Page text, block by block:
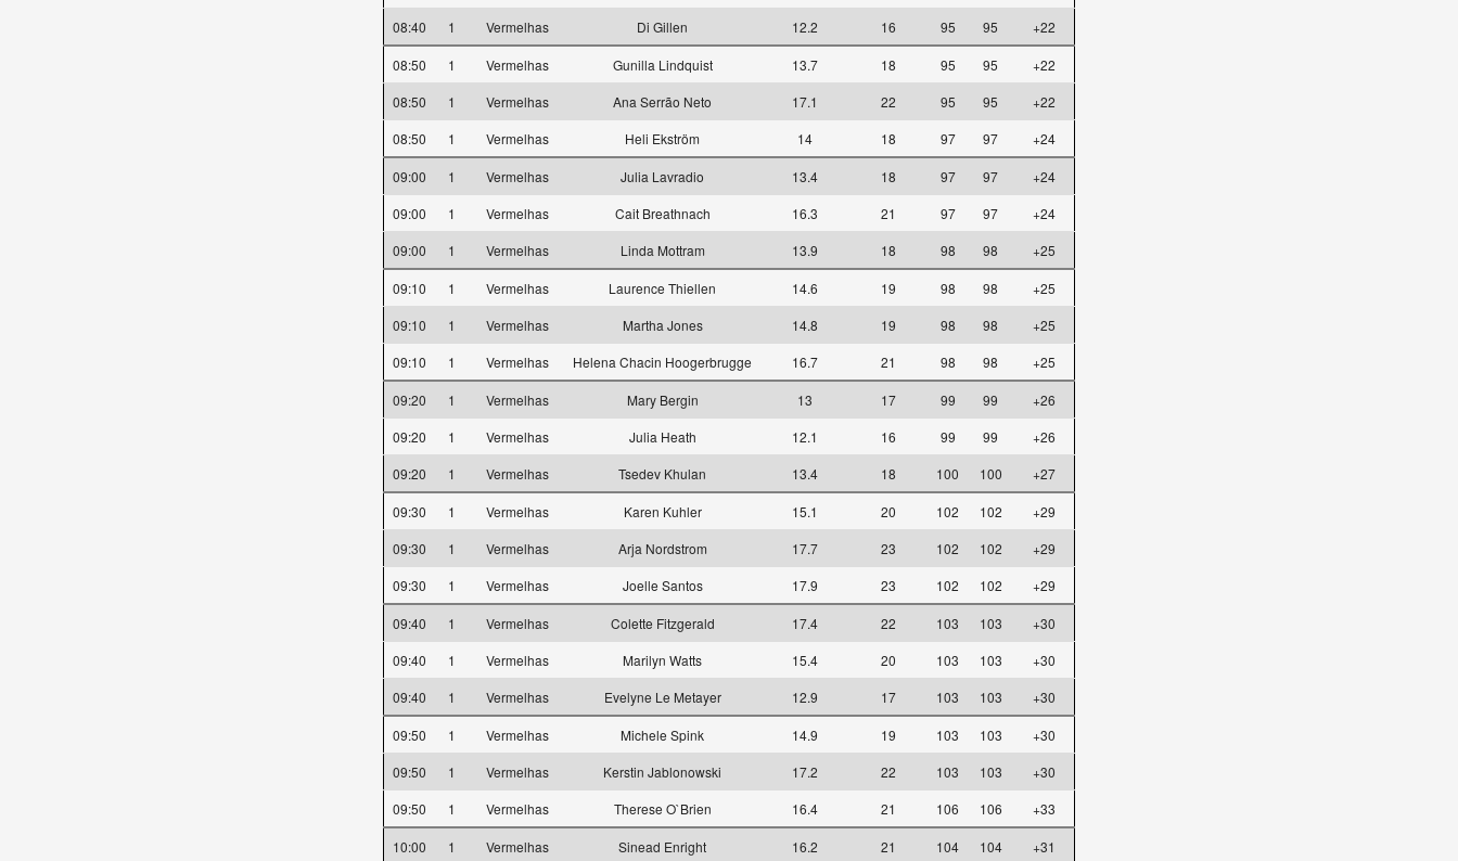
08:40
1 Vermelhas Di Gillen 12.2 16 95 95 +22
08:50 1 Vermelhas Gunilla Lindquist 13.7 18 95 95
+22
08:50
1 Vermelhas Ana Serrão Neto 17.1 22 95 95
+22
08:50
1 Vermelhas Heli Ekström 14 18 97 97 +24
09:00 1 Vermelhas Julia Lavradio 13.4 18 97 97
+24
09:00
1 Vermelhas Cait Breathnach 16.3 21 97 97
+24
09:00
1 Vermelhas Linda Mottram 13.9 18 98 98 +25
09:10 1 Vermelhas Laurence Thiellen 14.6 19 98 98
+25
09:10
1 Vermelhas Martha Jones 14.8 19 98 98
+25
09:10
1 Vermelhas Helena Chacin Hoogerbrugge 16.7 21 98 98 +25
09:20 1 Vermelhas Mary Bergin 13 17 99 99
+26
09:20
1 Vermelhas Julia Heath 12.1 16 99 99
+26
09:20
1 Vermelhas Tsedev Khulan 13.4 18 100 100 +27
09:30 1 Vermelhas Karen Kuhler 15.1 20 102 102
+29
09:30
1 Vermelhas Arja Nordstrom 17.7 23 102 102
+29
09:30
1 Vermelhas Joelle Santos 17.9 23 102 102 +29
09:40 1 Vermelhas Colette Fitzgerald 17.4 22 103 103
+30
09:40
1 Vermelhas Marilyn Watts 15.4 20 103 103
+30
09:40
1 Vermelhas Evelyne Le Metayer 12.9 17 103 103 +30
09:50 1 Vermelhas Michele Spink 14.9 19 103 103
+30
09:50
1 Vermelhas Kerstin Jablonowski 17.2 22 103 103
+30
09:50
1 Vermelhas Therese O`Brien 16.4 21 106 106 +33
10:00 1 Vermelhas Sinead Enright 16.2 21 104 104 +31